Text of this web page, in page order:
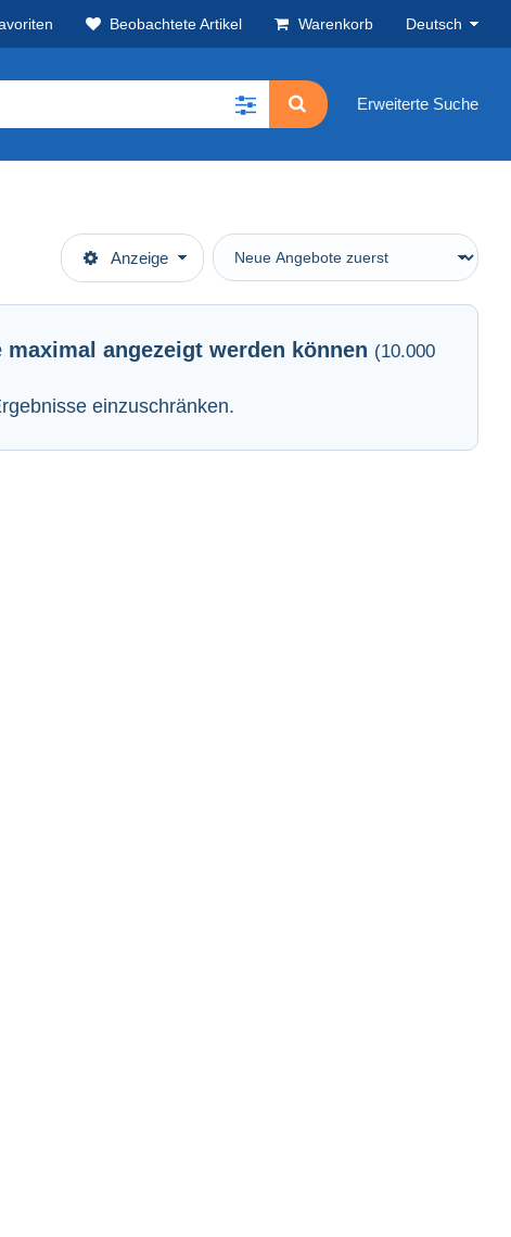
Beobachtete Artikel Warenkorb Deutsch
Erweiterte Suche
Anzeige
angezeigt werden können (10.000
einzuschränken.